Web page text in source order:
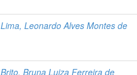
Lima, Leonardo Alves Montes de
Brito, Bruna Luiza Ferreira de